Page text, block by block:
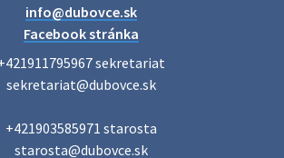
pomôžte nájsť riešenie v piatich kľúčových
rodina a v…
samosprávnych krajov 2026 V obci
info@dubovce.sk
Facebook stránka
sekretariat
sekretariat@dubovce.sk
+421903585971 starosta
starosta@dubovce.sk